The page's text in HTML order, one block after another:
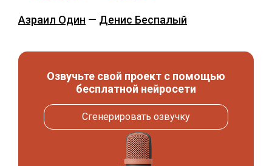
Азраил Один — Денис Беспалый
Озвучьте свой проект с помощью
бесплатной нейросети
Сгенерировать озвучку